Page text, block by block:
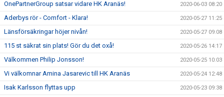
OnePartnerGroup satsar vidare HK Aranäs! 2020-06-03 08:20
Aderbys rör - Comfort - Klara! 2020-05-27 11:25
Länsförsäkringar höjer nivån! 2020-05-27 09:08
115 st säkrat sin plats! Gör du det oxå! 2020-05-26 14:17
Välkommen Philip Jonsson! 2020-05-25 10:03
Vi välkomnar Amina Jasarevic till HK Aranäs 2020-05-24 12:48
Isak Karlsson flyttas upp 2020-05-23 09:38